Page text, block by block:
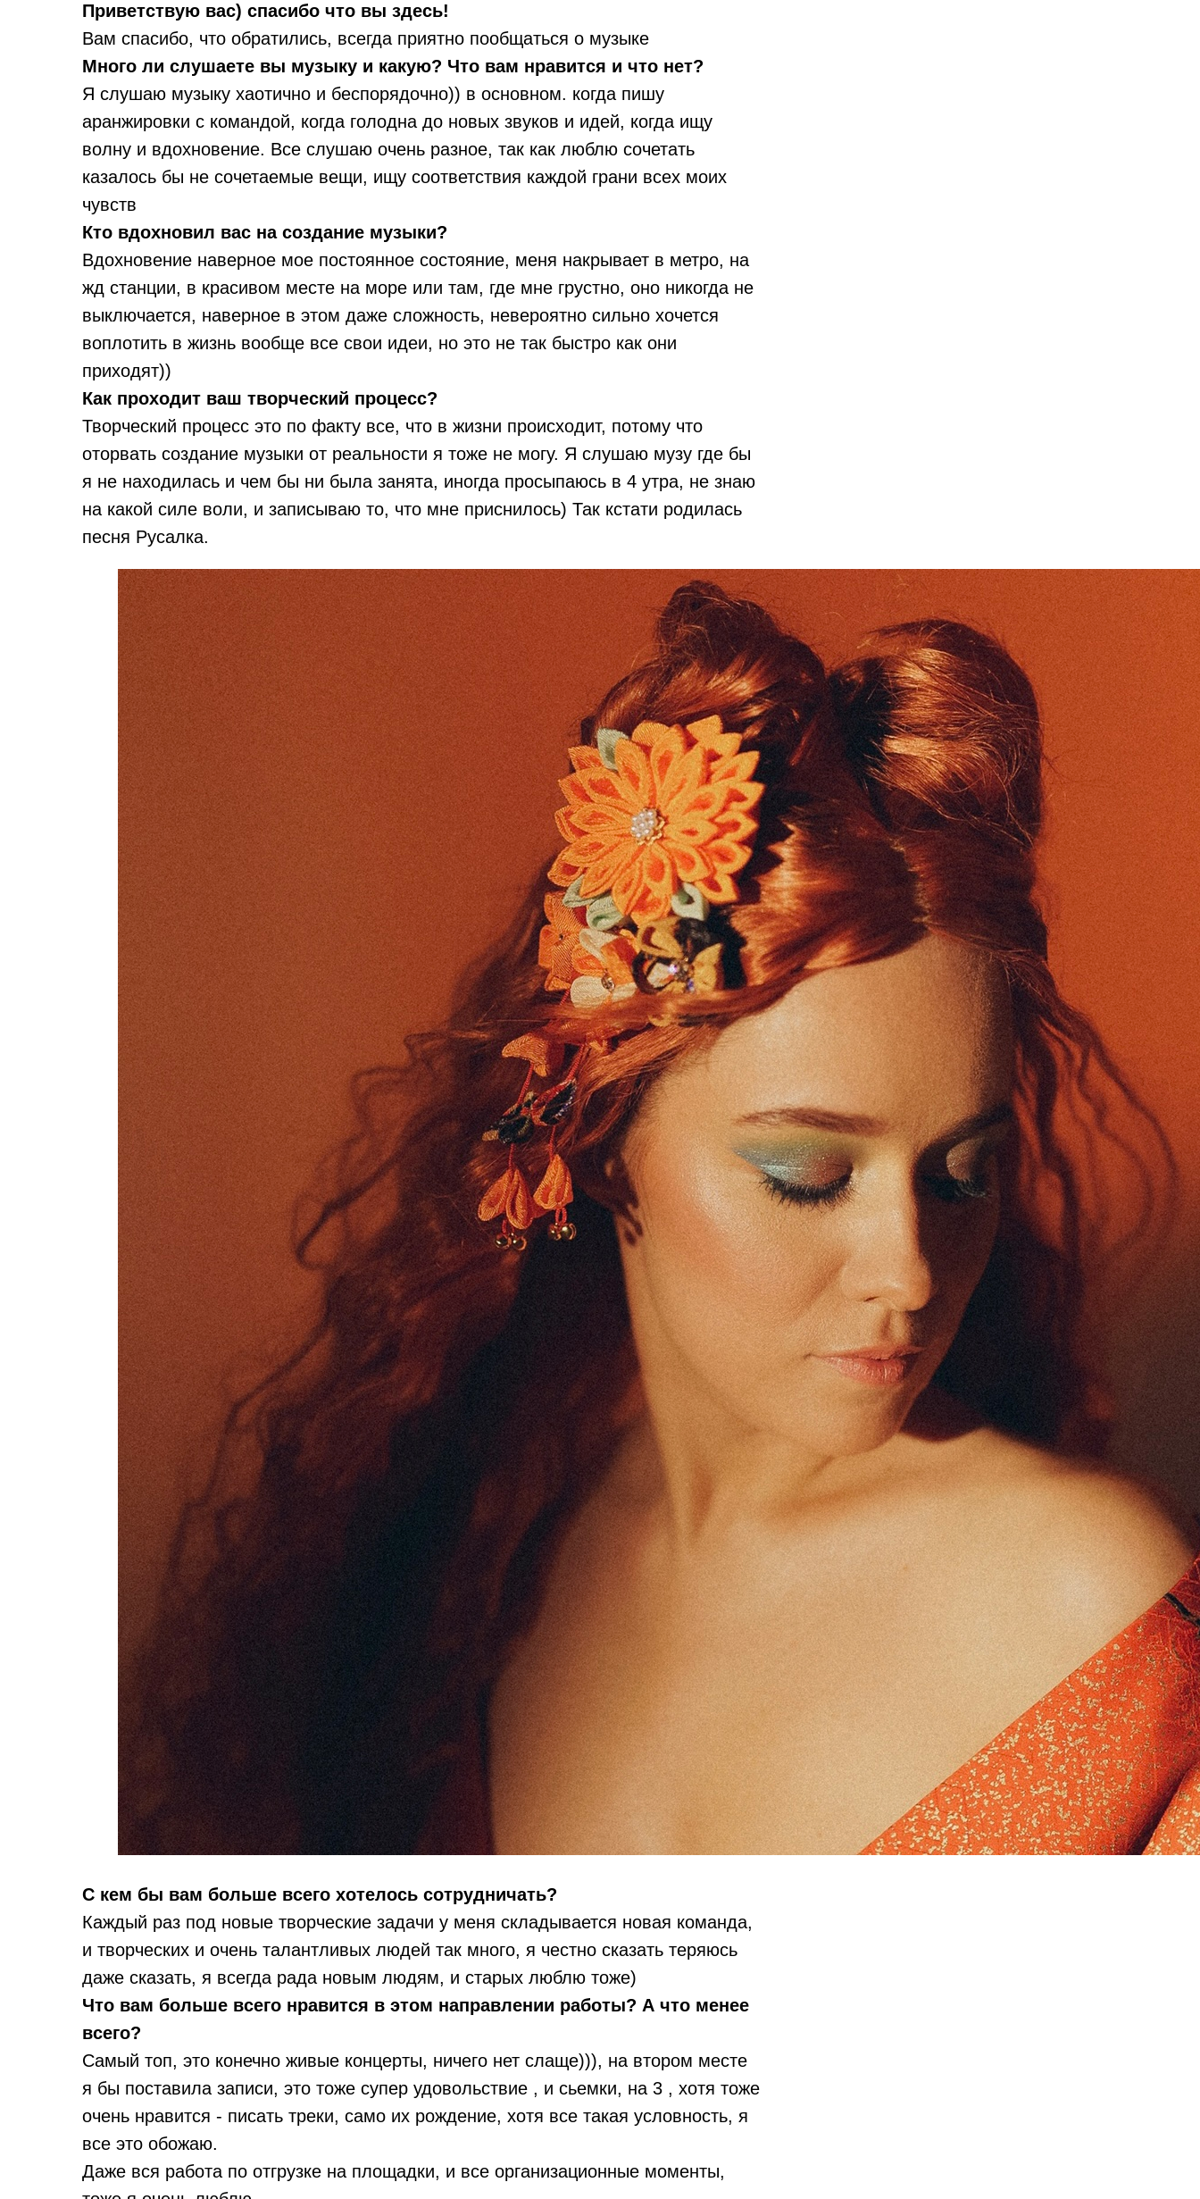
Приветствую вас) спасибо что вы здесь!
Вам спасибо, что обратились, всегда приятно пообщаться о музыке
Много ли слушаете вы музыку и какую? Что вам нравится и что нет?
Я слушаю музыку хаотично и беспорядочно)) в основном. когда пишу
аранжировки с командой, когда голодна до новых звуков и идей, когда ищу
волну и вдохновение. Все слушаю очень разное, так как люблю сочетать
казалось бы не сочетаемые вещи, ищу соответствия каждой грани всех моих
чувств
Кто вдохновил вас на создание музыки?
Вдохновение наверное мое постоянное состояние, меня накрывает в метро, на
жд станции, в красивом месте на море или там, где мне грустно, оно никогда не
выключается, наверное в этом даже сложность, невероятно сильно хочется
воплотить в жизнь вообще все свои идеи, но это не так быстро как они
приходят))
Как проходит ваш творческий процесс?
Творческий процесс это по факту все, что в жизни происходит, потому что
оторвать создание музыки от реальности я тоже не могу. Я слушаю музу где бы
я не находилась и чем бы ни была занята, иногда просыпаюсь в 4 утра, не знаю
на какой силе воли, и записываю то, что мне приснилось) Так кстати родилась
песня Русалка.
С кем бы вам больше всего хотелось сотрудничать?
Каждый раз под новые творческие задачи у меня складывается новая команда,
и творческих и очень талантливых людей так много, я честно сказать теряюсь
даже сказать, я всегда рада новым людям, и старых люблю тоже)
Что вам больше всего нравится в этом направлении работы? А что менее
всего?
Самый топ, это конечно живые концерты, ничего нет слаще))), на втором месте
я бы поставила записи, это тоже супер удовольствие , и сьемки, на 3 , хотя тоже
очень нравится - писать треки, само их рождение, хотя все такая условность, я
все это обожаю.
Даже вся работа по отгрузке на площадки, и все организационные моменты,